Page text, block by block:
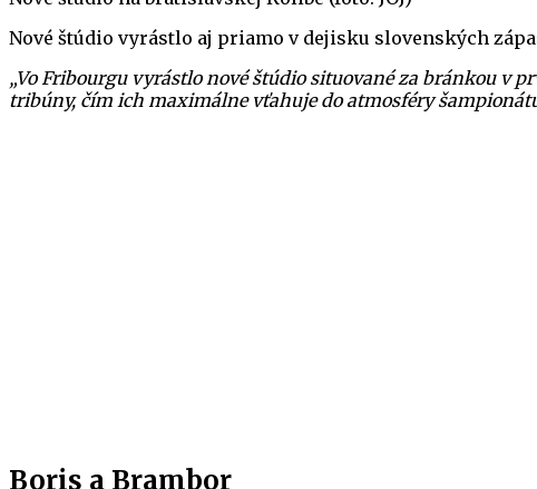
Nové štúdio vyrástlo aj priamo v dejisku slovenských
„Vo Fribourgu vyrástlo nové štúdio situované za bránkou v
tribúny, čím ich maximálne vťahuje do atmosféry
Boris a Brambor